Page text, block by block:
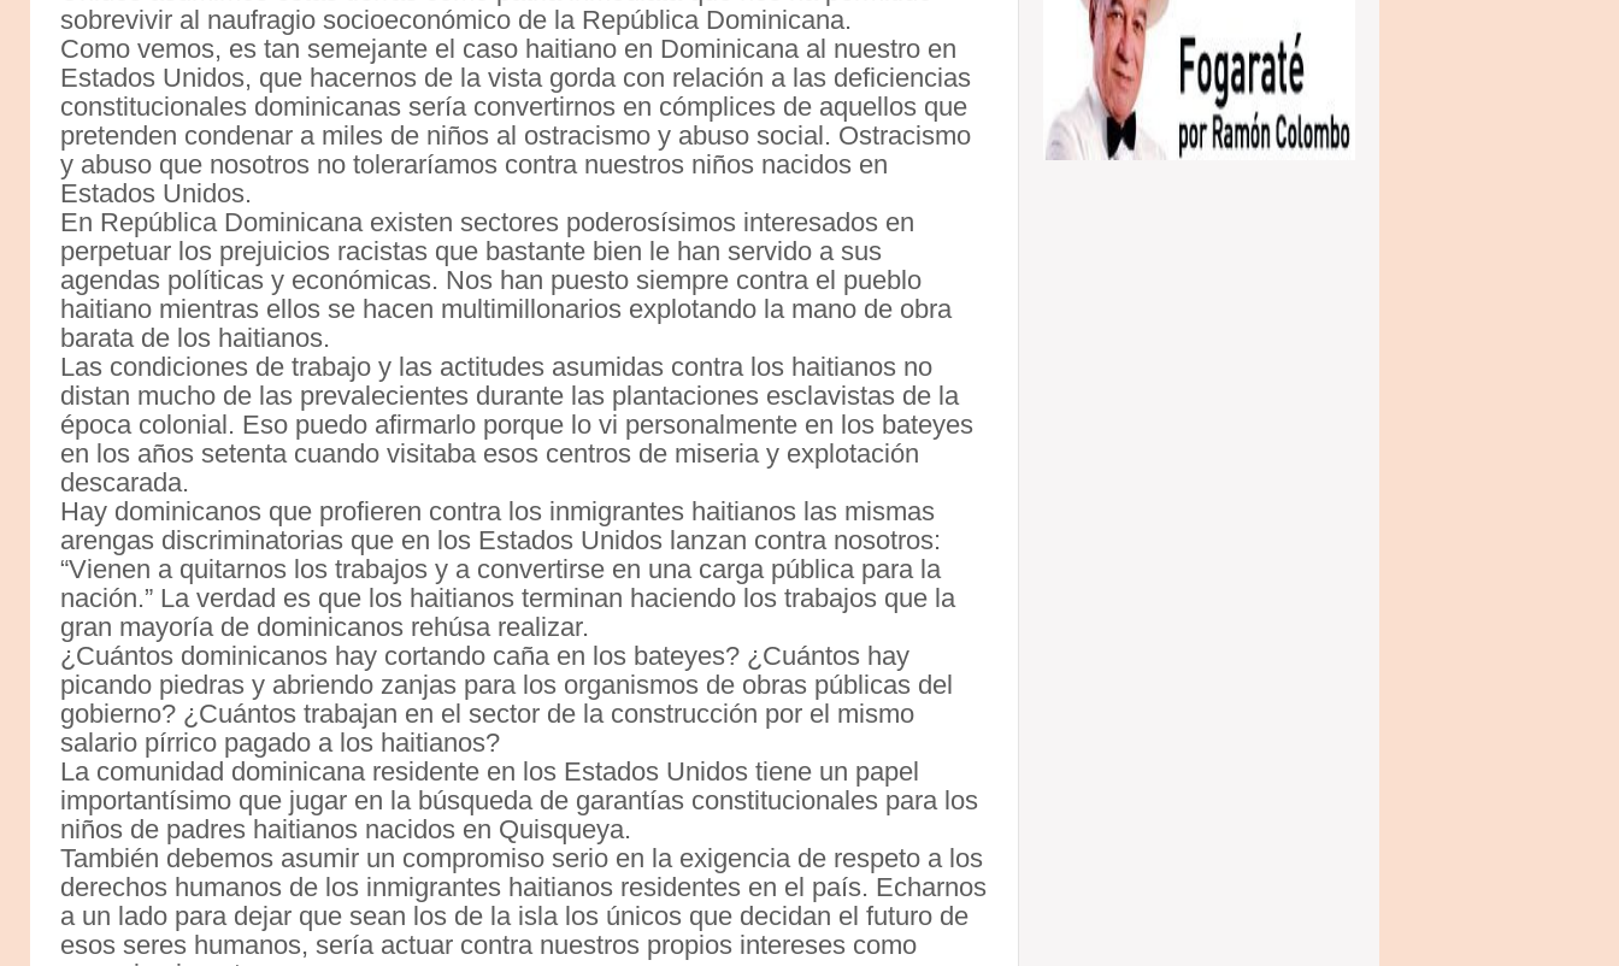
sobrevivir al naufragio socioeconómico de la República Dominicana.
Como vemos, es tan semejante el caso haitiano en Dominicana al nuestro en
Estados Unidos, que hacernos de la vista gorda con relación a las deficiencias
constitucionales dominicanas sería convertirnos en cómplices de aquellos que
pretenden condenar a miles de niños al ostracismo y abuso social. Ostracismo
y abuso que nosotros no toleraríamos contra nuestros niños nacidos en
Estados Unidos.
En República Dominicana existen sectores poderosísimos interesados en
perpetuar los prejuicios racistas que bastante bien le han servido a sus
agendas políticas y económicas. Nos han puesto siempre contra el pueblo
haitiano mientras ellos se hacen multimillonarios explotando la mano de obra
barata de los haitianos.
Las condiciones de trabajo y las actitudes asumidas contra los haitianos no
distan mucho de las prevalecientes durante las plantaciones esclavistas de la
época colonial. Eso puedo afirmarlo porque lo vi personalmente en los bateyes
en los años setenta cuando visitaba esos centros de miseria y explotación
descarada.
Hay dominicanos que profieren contra los inmigrantes haitianos las mismas
arengas discriminatorias que en los Estados Unidos lanzan contra nosotros:
“Vienen a quitarnos los trabajos y a convertirse en una carga pública para la
nación.” La verdad es que los haitianos terminan haciendo los trabajos que la
gran mayoría de dominicanos rehúsa realizar.
¿Cuántos dominicanos hay cortando caña en los bateyes? ¿Cuántos hay
picando piedras y abriendo zanjas para los organismos de obras públicas del
gobierno? ¿Cuántos trabajan en el sector de la construcción por el mismo
salario pírrico pagado a los haitianos?
La comunidad dominicana residente en los Estados Unidos tiene un papel
importantísimo que jugar en la búsqueda de garantías constitucionales para los
niños de padres haitianos nacidos en Quisqueya.
También debemos asumir un compromiso serio en la exigencia de respeto a los
derechos humanos de los inmigrantes haitianos residentes en el país. Echarnos
a un lado para dejar que sean los de la isla los únicos que decidan el futuro de
esos seres humanos, sería actuar contra nuestros propios intereses como